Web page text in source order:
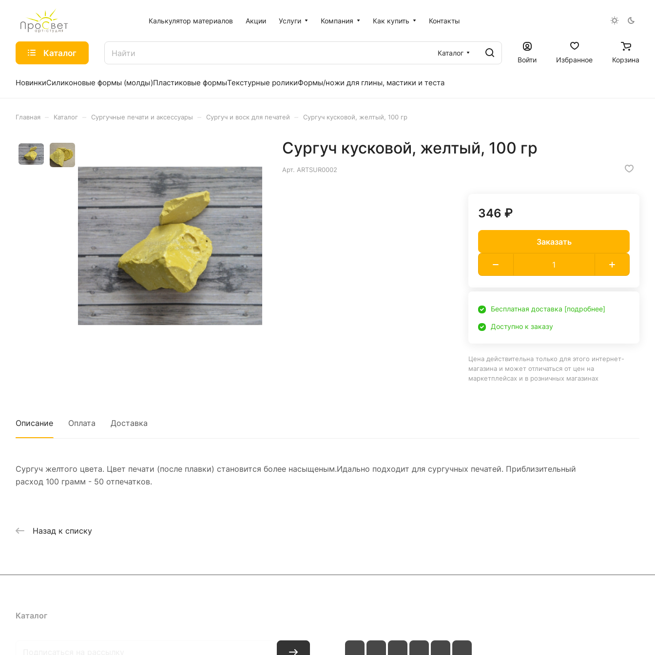
Калькулятор материалов Акции Услуги Компания Как купить Контакты
Каталог
Каталог
Войти
Избранное Корзина
НовинкиСиликоновые формы (молды)Пластиковые формыТекстурные роликиФормы/ножи для глины, мастики и теста
Главная Каталог Сургучные печати и аксессуары Сургуч и воск для печатей Сургуч кусковой, желтый, 100 гр
Сургуч кусковой, желтый, 100 гр
Арт. ARTSUR0002
346 ₽
Заказать
Бесплатная доставка [подробнее]
Доступно к заказу
Цена действительна только для этого интернет-
магазина и может отличаться от цен на
маркетплейсах и в розничных магазинах
Описание Оплата Доставка
Сургуч желтого цвета. Цвет печати (после плавки) становится более насыщеным.Идально подходит для сургучных печатей. Приблизительный
расход 100 грамм - 50 отпечатков.
Назад к списку
Каталог